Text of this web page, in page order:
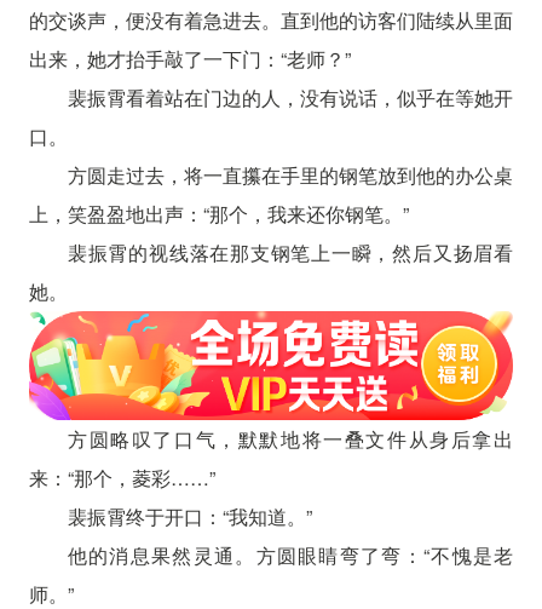
的交谈声，便没有着急进去。直到他的访客们陆续从里面
出来，她才抬手敲了一下门：“老师？”
裴振霄看着站在门边的人，没有说话，似乎在等她开
口。
方圆走过去，将一直攥在手里的钢笔放到他的办公桌
上，笑盈盈地出声：“那个，我来还你钢笔。”
裴振霄的视线落在那支钢笔上一瞬，然后又扬眉看
她。
方圆略叹了口气，默默地将一叠文件从身后拿出
来：“那个，菱彩……”
裴振霄终于开口：“我知道。”
他的消息果然灵通。方圆眼睛弯了弯：“不愧是老
师。”